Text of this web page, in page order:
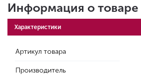
Информация о товаре
Характеристики
Артикул товара
Производитель